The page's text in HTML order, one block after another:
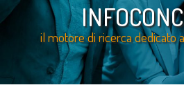
il motore di ricerca dedicato